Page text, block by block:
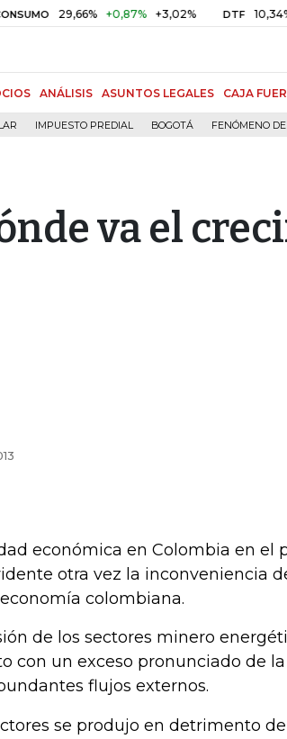
29,66% +0,87% +3,02% DTF 10,34%
ANÁLISIS ASUNTOS LEGALES CAJA
IMPUESTO PREDIAL BOGOTÁ FENÓMENO
va el
económica en Colombia en el
otra vez la inconveniencia
colombiana.
de los sectores minero
con un exceso pronunciado de
flujos externos.
se produjo en detrimento